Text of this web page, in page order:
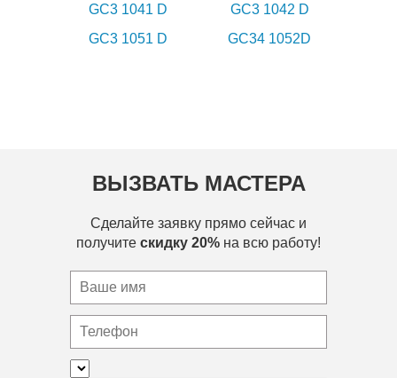
GC3 1041 D
GC3 1042 D
GC3 1051 D
GC34 1052D
ВЫЗВАТЬ МАСТЕРА
Сделайте заявку прямо сейчас и
получите скидку 20% на всю работу!